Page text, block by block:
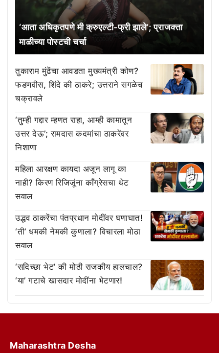
‘आता अधिकृतपणे मी क्रुएल्टी-फ्री झाले’; प्राजक्ता
माळीच्या पोस्टची चर्चा
तुकाराम मुंढेंचा आवडता मुख्यमंत्री कोण?
फडणवीस, शिंदे की ठाकरे; उत्तराने सगळेच
चक्रावले
‘तुम्ही गद्दार म्हणत राहा, आम्ही कामातून
उत्तर देऊ’; रामदास कदमांचा ठाकरेंवर
निशाणा
महिला आरक्षण कायदा अजून लागू का
नाही? किरण रिजिजूंना काँग्रेसचा थेट
सवाल
उद्धव ठाकरेंचा पंतप्रधान मोदींवर घणाघात!
‘ती’ धमकी नेमकी कुणाला? विचारला मोठा
सवाल
‘सदिच्छा भेट’ की मोठी राजकीय हालचाल?
‘या’ गटाचे खासदार मोदींना भेटणार!
Maharashtra Desha